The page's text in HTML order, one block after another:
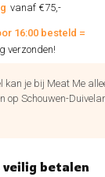
vanaf €75,-
16:00 besteld =
verzonden!
kan je bij Meat Me
op Schouwen-
betalen